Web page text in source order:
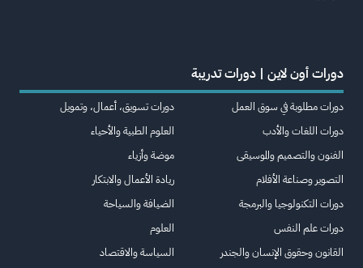
دورات أون لاين | دورات تدريبة
دورات مطلوبة في سوق العمل
دورات اللغات والأدب
الفنون والتصميم والموسيقى
التصوير وصناعة الأفلام
دورات التكنولوجيا والبرمجة
دورات علم النفس
القانون وحقوق الإنسان والجندر
دورات تسويق، أعمال، وتمويل
العلوم الطبية والأحياء
موضة وأزياء
ريادة الأعمال والابتكار
الضيافة والسياحة
العلوم
السياسة والاقتصاد